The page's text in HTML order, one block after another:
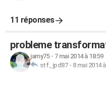
11 réponses
probleme
jamy75- 7 mai 2014 à 18:59
stf_jpd87- 8 mai 2014